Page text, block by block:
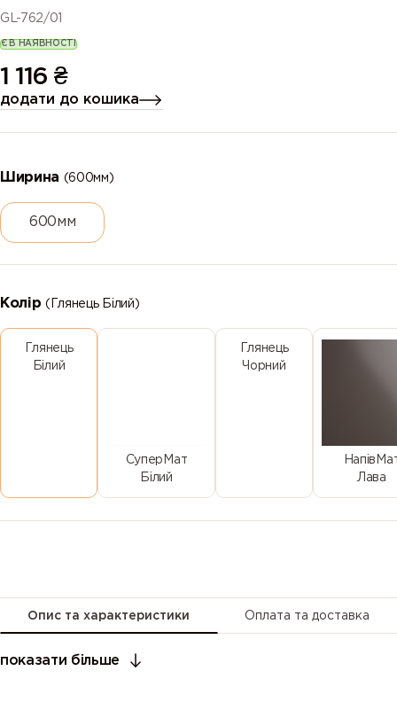
GL-762/01
Є В НАЯВНОСТІ
1 116 ₴
додати до кошика
Ширина (600мм)
600мм
Колір(Глянець Білий)
Глянець
Білий
СуперМат
Білий
Глянець
Чорний
Лава
Опис та характеристики Оплата та доставка
показати більше